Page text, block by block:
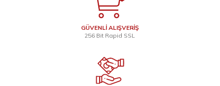
GÜVENLİ ALIŞVERİŞ
256 Bit Rapid SSL